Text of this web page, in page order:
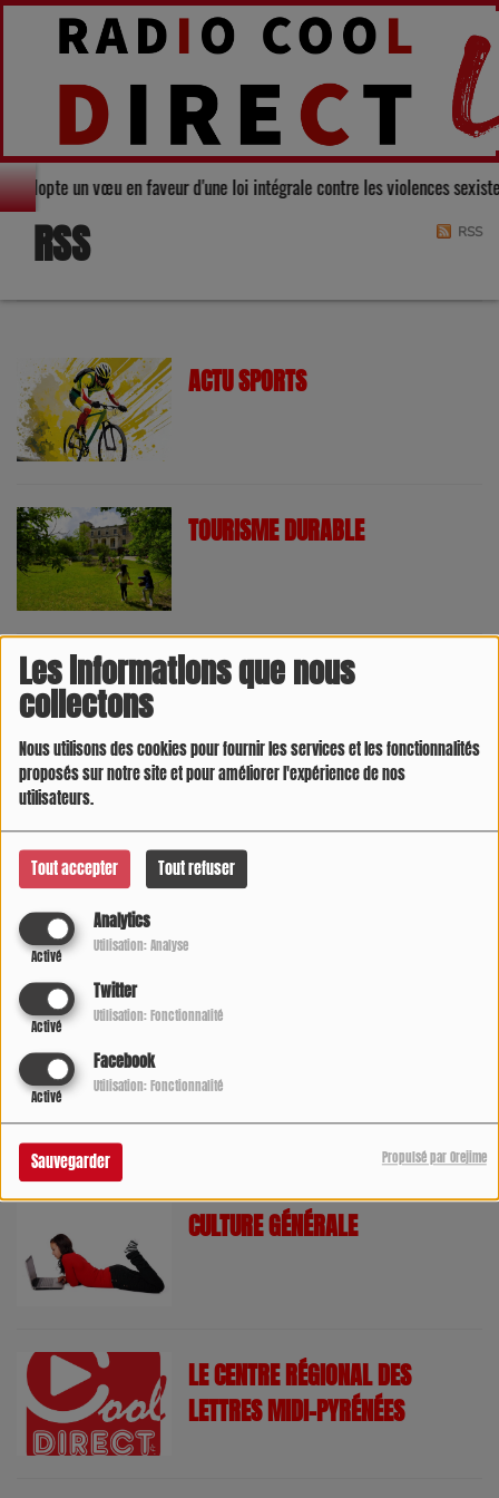
Les informations que nous
collectons
Nous utilisons des cookies pour fournir les services et les fonctionnalités
proposés sur notre site et pour améliorer l'expérience de nos
utilisateurs.
Tout accepter Tout refuser
Analytics
Activé
Utilisation: Analyse
Twitter
Activé
Utilisation: Fonctionnalité
Facebook
Activé
Utilisation: Fonctionnalité
Sauvegarder Propulsé par Orejime
adopte un vœu en faveur d'une loi intégrale contre les violences
RSS RSS
ACTU SPORTS
TOURISME DURABLE
L'ACTU DU SPORT
LES INVITÉS DE MARCO
HOROSCOPE QUOTIDIEN
CULTURE GÉNÉRALE
LE CENTRE RÉGIONAL DES
LETTRES MIDI-PYRÉNÉES